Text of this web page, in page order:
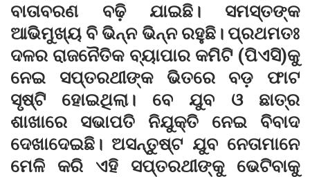
ବାତାବରଣ ବଢ଼ି ଯାଇଛି। ସମସ୍ତଙ୍କ
ଆଭିମୁଖ୍ୟ ବି ଭିନ୍ନ ଭିନ୍ନ ରହୁଛି। ପ୍ରଥମତଃ
ଦଳର ରାଜନୈତିକ ବ୍ୟାପାର କମିଟି (ପିଏସି)କୁ
ନେଇ ସପ୍ତରଥୀଙ୍କ ଭିତରେ ବଡ଼ ଫାଟ
ସୃଷ୍ଟି ହୋଇଥିଲା। ବେ ଯୁବ ଓ ଛାତ୍ର
ଶାଖାରେ ସଭାପତି ନିଯୁକ୍ତି ନେଇ ବିବାଦ
ଦେଖାଦେଇଛି। ଅସନ୍ତୁଷ୍ଟ ଯୁବ ନେତାମାନେ
ମେଳି କରି ଏହି ସପ୍ତରଥୀଙ୍କୁ ଭେଟିବାକୁ